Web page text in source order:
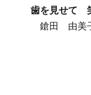
歯を見せて
鎗田 由美